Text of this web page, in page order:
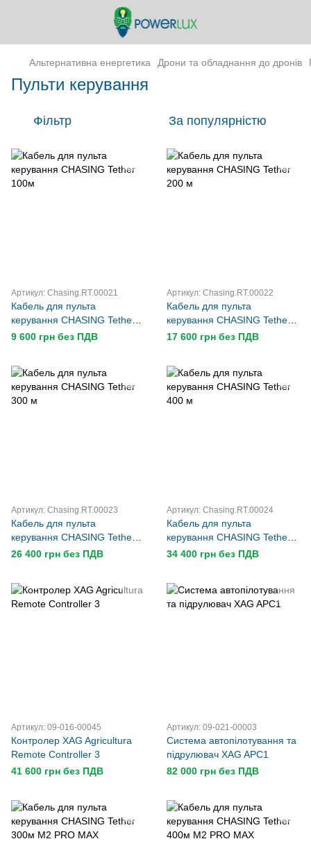
Альтернативна енергетика Дрони та обладнання до дронів
Пульти керування
Фільтр За популярністю
Артикул: Chasing.RT.00021
Кабель для пульта
керування CHASING Tether
100м
9 600 грн без ПДВ
Артикул: Chasing.RT.00022
Кабель для пульта
керування CHASING Tether
200 м
17 600 грн без ПДВ
Артикул: Chasing.RT.00023
Кабель для пульта
керування CHASING Tether
300 м
26 400 грн без ПДВ
Артикул: Chasing.RT.00024
Кабель для пульта
керування CHASING Tether
400 м
34 400 грн без ПДВ
Артикул: 09-016-00045
Контролер XAG Agricultura
Remote Controller 3
41 600 грн без ПДВ
Артикул: 09-021-00003
Система автопілотування та
підрулювач XAG APC1
82 000 грн без ПДВ